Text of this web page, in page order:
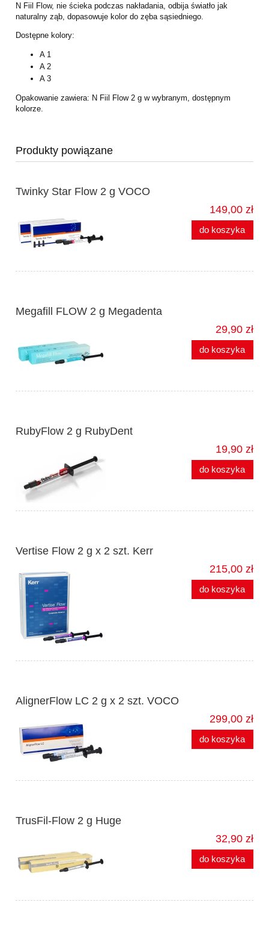
N Fiil Flow, nie ścieka podczas nakładania, odbija światło jak
naturalny ząb, dopasowuje kolor do zęba sąsiedniego.
Dostępne kolory:
A 1
A 2
A 3
Opakowanie zawiera: N Fiil Flow 2 g w wybranym, dostępnym
kolorze.
Produkty powiązane
Twinky Star Flow 2 g VOCO
149,00 zł
do koszyka
Megafill FLOW 2 g Megadenta
29,90 zł
do koszyka
RubyFlow 2 g RubyDent
19,90 zł
do koszyka
Vertise Flow 2 g x 2 szt. Kerr
215,00 zł
do koszyka
AlignerFlow LC 2 g x 2 szt. VOCO
299,00 zł
do koszyka
TrusFil-Flow 2 g Huge
32,90 zł
do koszyka